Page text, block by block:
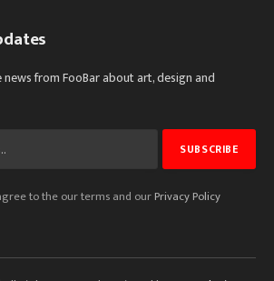
from FooBar about art, design and
to the our terms and ourPrivacy Policy